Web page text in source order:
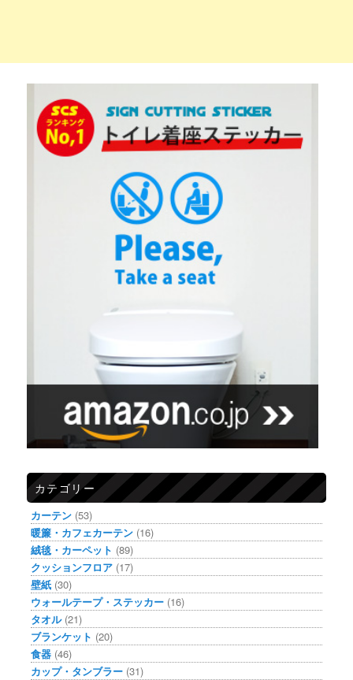
カテゴリー
カーテン (53)
暖簾・カフェカーテン (16)
絨毯・カーペット (89)
クッションフロア (17)
壁紙 (30)
ウォールテープ・ステッカー (16)
タオル(21)
ブランケット (20)
食器 (46)
カップ・タンブラー (31)